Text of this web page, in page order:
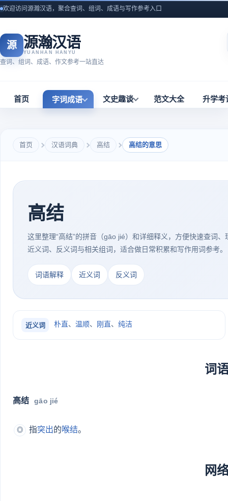
欢迎访问源瀚汉语，聚合查词、组词、成语与写作参考入口
源 源瀚汉语
YUANHAN HANYU
查词、组词、成语、作文参考一站直达
首页 字词成语 文史趣谈 范文大全 升学考
首页 汉语词典 高结 高结的意思
高结
这里整理“高结”的拼音（gāo jié）和详细释义，方便快速查词
近义词、反义词与相关组词，适合做日常积累和写作用词参考。
词语解释 近义词 反义词
近义词 朴直、 温顺、 刚直、 纯洁
词
高结 gāo jié
◎ 指突出的喉结。
网